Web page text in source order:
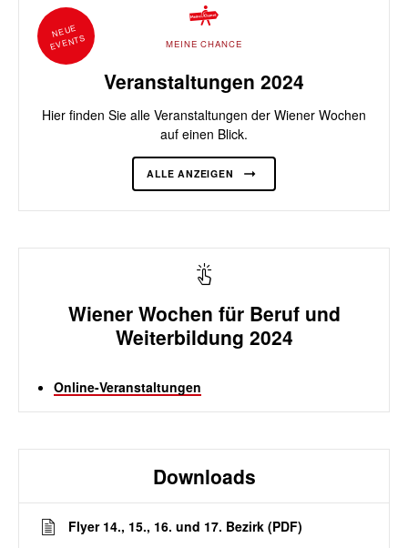
MEINE CHANCE
Veranstaltungen 2024
Hier finden Sie alle Veranstaltungen der Wiener Wochen
auf einen Blick.
ALLE ANZEIGEN
NEUE
EVENTS
Wiener Wochen für Beruf und
Weiterbildung 2024
Online-Veranstaltungen
Downloads
Flyer 14., 15., 16. und 17. Bezirk (PDF)